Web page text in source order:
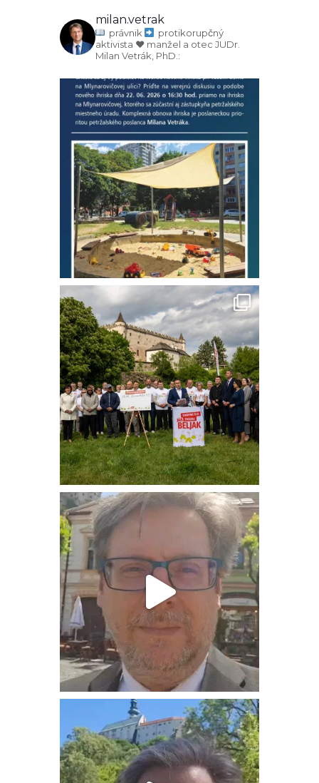
milan.vetrak
právnik
protikorupčný
aktivista ♥️ manžel a otec JUDr.
Milan Vetrák, PhD.: